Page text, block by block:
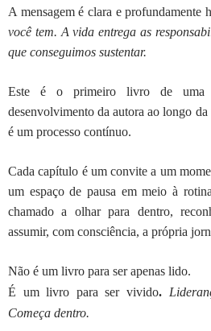
A mensagem é clara e profundamente
você tem. A vida entrega as
que conseguimos sustentar.
Este é o primeiro livro de uma
desenvolvimento da autora ao longo
é um processo contínuo.
Cada capítulo é um convite a um
um espaço de pausa em meio à
chamado a olhar para dentro,
assumir, com consciência, a própria
Não é um livro para ser apenas lido.
É um livro para ser vivido.
Começa dentro.